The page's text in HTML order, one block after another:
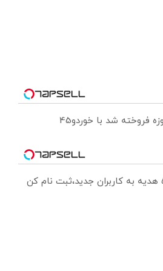
فروخته شد با خوردو45
کن